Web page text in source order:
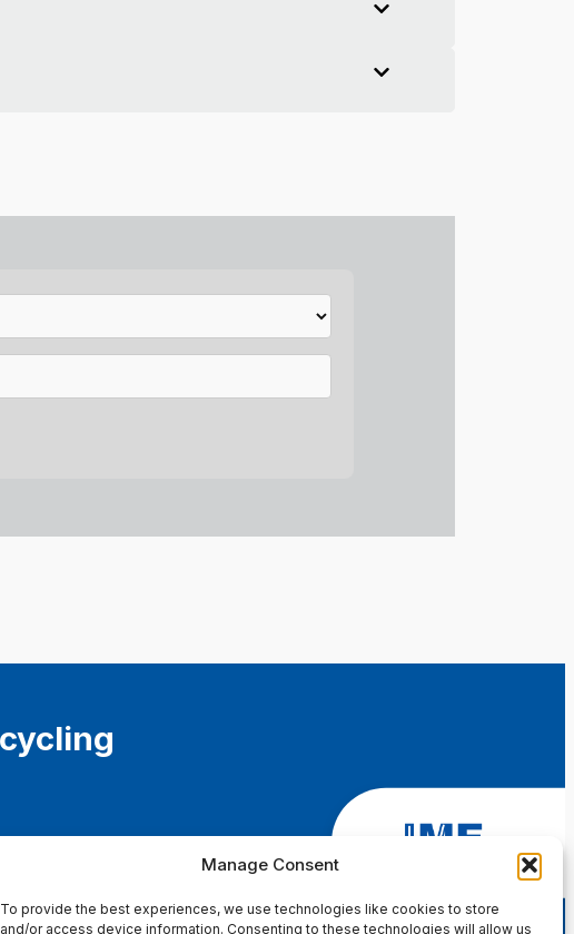
Manage Consent
To provide the best experiences, we use technologies like cookies to store
and/or access device information. Consenting to these technologies will allow us